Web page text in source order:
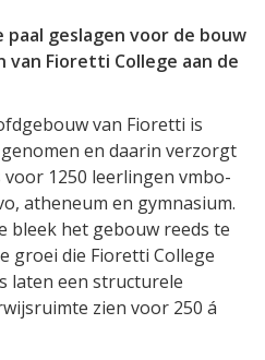
geslagen voor de bouw
van Fioretti College aan de
van Fioretti is
en daarin verzorgt
1250 leerlingen vmbo-
atheneum en gymnasium.
bleek het gebouw reeds te
groei die Fioretti College
laten een structurele
zien voor 250 á